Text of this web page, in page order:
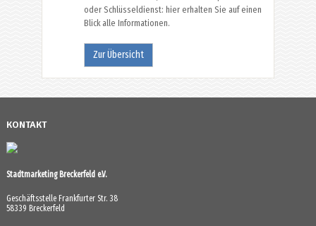
oder Schlüsseldienst: hier erhalten Sie auf einen
Blick alle Informationen.
Zur Übersicht
KONTAKT
Stadtmarketing Breckerfeld e.V.
Geschäftsstelle Frankfurter Str. 38
58339 Breckerfeld